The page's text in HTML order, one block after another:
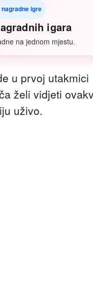
igre
igara
na jednom mjestu.
u prvoj utakmici
želi vidjeti
uživo.